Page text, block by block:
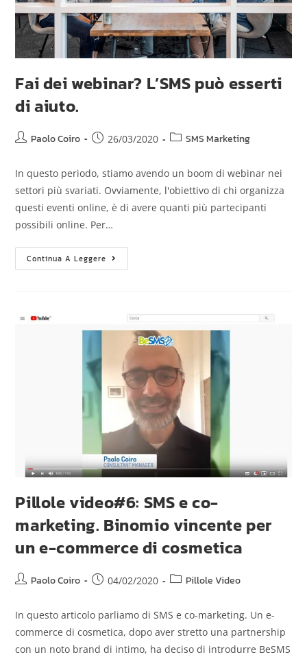
Fai dei webinar? L’SMS può esserti
di aiuto.
Paolo Coiro 26/03/2020 SMS Marketing
In questo periodo, stiamo avendo un boom di webinar nei
settori più svariati. Ovviamente, l'obiettivo di chi organizza
questi eventi online, è di avere quanti più partecipanti
possibili online. Per…
Continua A Leggere
Pillole video#6: SMS e co-
marketing. Binomio vincente per
un e-commerce di cosmetica
Paolo Coiro 04/02/2020 Pillole Video
In questo articolo parliamo di SMS e co-marketing. Un e-
commerce di cosmetica, dopo aver stretto una partnership
con un noto brand di intimo, ha deciso di introdurre BeSMS